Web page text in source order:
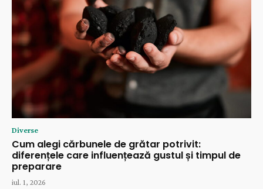
Diverse
Cum alegi cărbunele de grătar potrivit:
diferențele care influențează gustul și timpul de
preparare
iul. 1, 2026